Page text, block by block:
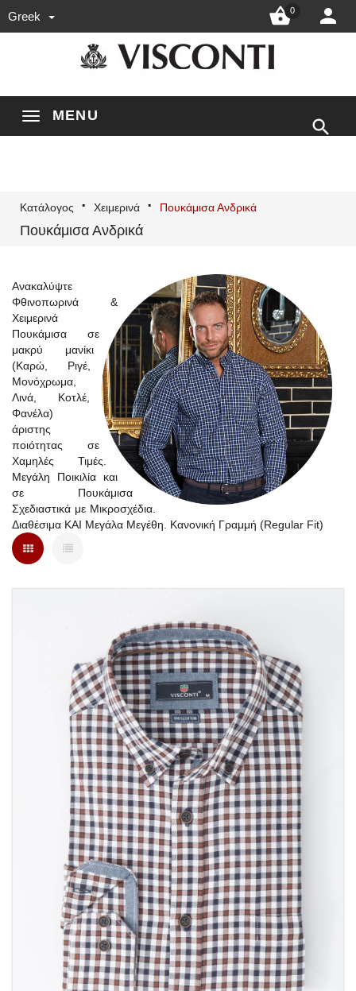
Greek 0 
MENU

Κατάλογος Χειμερινά Πουκάμισα Ανδρικά
Πουκάμισα Ανδρικά
Ανακαλύψτε
Φθινοπωρινά &
Χειμερινά
Πουκάμισα σε
μακρύ μανίκι
(Καρώ, Ριγέ,
Μονόχρωμα,
Λινά, Κοτλέ,
Φανέλα)
άριστης
ποιότητας σε
Χαμηλές Τιμές.
Μεγάλη Ποικιλία και
σε Πουκάμισα
Σχεδιαστικά με Μικροσχέδια.
Διαθέσιμα ΚΑΙ Μεγάλα Μεγέθη. Κανονική Γραμμή (Regular Fit)